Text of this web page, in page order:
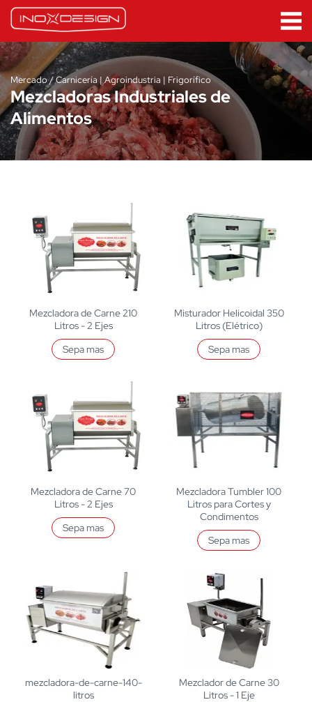
Mercado / Carnicería | Agroindustria | Frigorífico
Mezcladoras Industriales de
Alimentos
Mezcladora de Carne 210
Litros - 2 Ejes
Sepa mas
Misturador Helicoidal 350
Litros (Elétrico)
Sepa mas
Mezcladora de Carne 70
Litros - 2 Ejes
Sepa mas
Mezcladora Tumbler 100
Litros para Cortes y
Condimentos
Sepa mas
mezcladora-de-carne-140-
litros
Mezclador de Carne 30
Litros - 1 Eje